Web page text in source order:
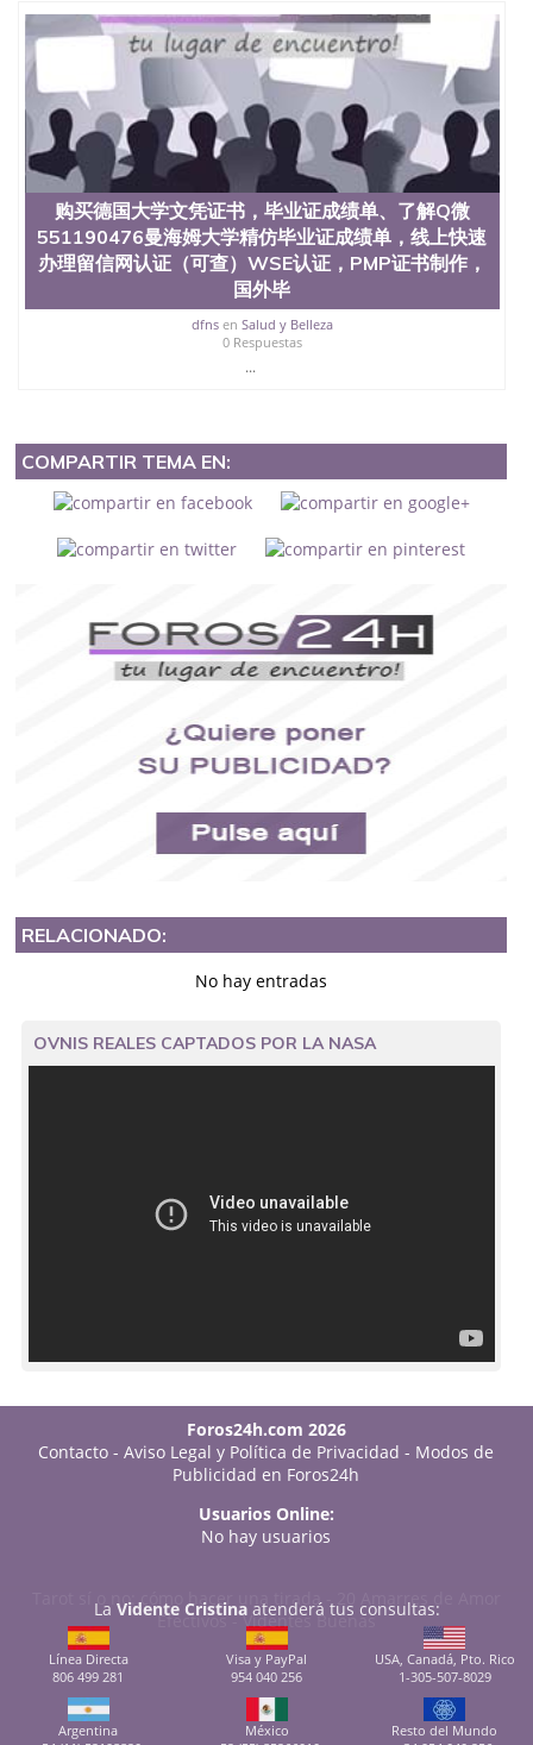
购买德国大学文凭证书，毕业证成绩单、了解Q微
551190476曼海姆大学精仿毕业证成绩单，线上快速
办理留信网认证（可查）WSE认证，PMP证书制作，
国外毕
dfnsen Salud y Belleza
0 Respuestas
...
COMPARTIR TEMA EN:
RELACIONADO:
No hay entradas
OVNIS REALES CAPTADOS POR LA NASA
Foros24h.com 2026
Contacto -Aviso Legal y Política de Privacidad - Modos de
Publicidad en Foros24h
Usuarios Online:
No hay usuarios
Tarot sí o no: cómo hacer una tirada-
20 Amarres de Amor
Efectivos-Videntes Buenas
La Vidente Cristinaatenderá tus consultas:
Línea Directa
806 499 281
Visa y PayPal
954 040 256
USA, Canadá, Pto. Rico
1-305-507-8029
Argentina
México
Resto del Mundo